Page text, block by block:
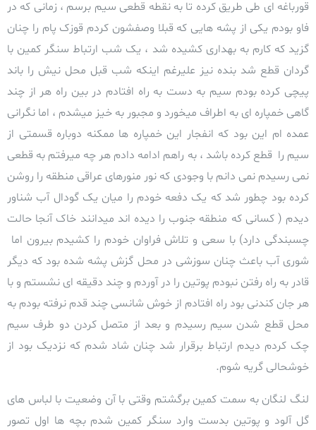
قورباغه ای طی طریق کرده تا به نقطه قطعی سیم برسم ، زمانی که در
فاو بودم یکی از پشه هایی که قبلا وصفشون کردم قوزک پام را چنان
گزید که کارم به بهداری کشیده شد ، یک شب ارتباط سنگر کمین با
گردان قطع شد بنده نیز علیرغم اینکه شب قبل محل نیش را باند
پیچی کرده بودم سیم به دست به راه افتادم در بین راه هر از چند
گاهی خمپاره ای به اطراف میخورد و مجبور به خیز میشدم ، اما نگرانی
عمده ام این بود که انفجار این خمپاره ها ممکنه دوباره قسمتی از
سیم را قطع کرده باشد ، به راهم ادامه دادم هر چه میرفتم به قطعی
نمی رسیدم نمی دانم با وجودی که نور منورهای عراقی منطقه را روشن
کرده بود چطور شد که یک دفعه خودم را میان یک گودال آب شناور
دیدم ( کسانی که منطقه جنوب را دیده اند میدانند خاک آنجا حالت
چسبندگی دارد) با سعی و تلاش فراوان خودم را کشیدم بیرون اما
شوری آب باعث چنان سوزشی در محل گزش پشه شده بود که دیگر
قادر به راه رفتن نبودم پوتین را در آوردم و چند دقیقه ای نشستم و با
هر جان کندنی بود راه افتادم از خوش شانسی چند قدم نرفته بودم به
محل قطع شدن سیم رسیدم و بعد از متصل کردن دو طرف سیم
چک کردم دیدم ارتباط برقرار شد چنان شاد شدم که نزدیک بود از
خوشحالی گریه شوم.
لنگ لنگان به سمت کمین برگشتم وقتی با آن وضعیت با لباس های
گل آلود و پوتین بدست وارد سنگر کمین شدم بچه ها اول تصور